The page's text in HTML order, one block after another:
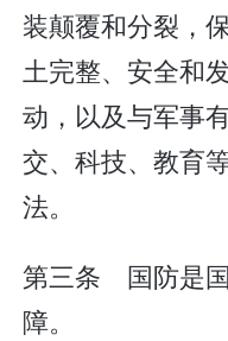
装颠覆和分裂，
土完整、安全和
动，以及与军事
交、科技、教育
法。
第三条 国防是
障。